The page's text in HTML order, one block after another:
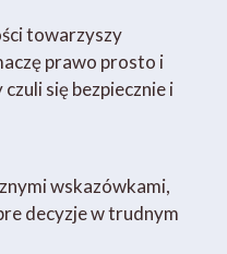
towarzyszy
prawo prosto i
się bezpiecznie i
wskazówkami,
decyzje w trudnym